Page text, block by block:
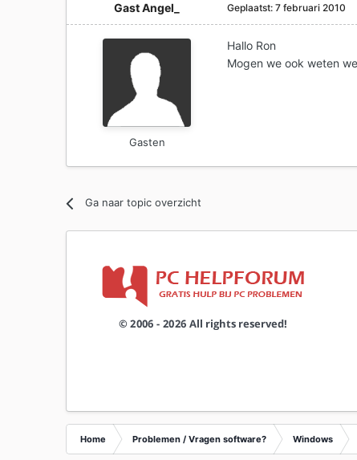
Gast Angel_
Gasten
Geplaatst:7 februari 2010
Hallo Ron
Mogen we ook weten
Ga naar topic overzicht
Home Problemen / Vragen software? Windows